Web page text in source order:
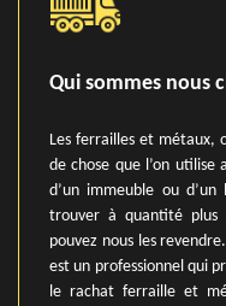
Qui sommes nous
Les ferrailles et métaux,
de chose que l’on
d’un immeuble ou
trouver à quantité plus
pouvez nous les
est un professionnel qui
le rachat ferraille et